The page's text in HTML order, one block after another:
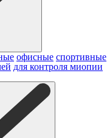
офисные спортивные
для контроля миопии